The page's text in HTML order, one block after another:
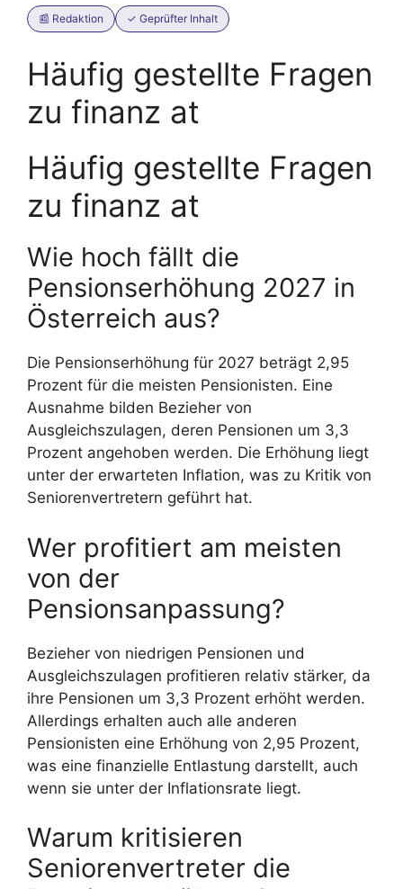
📰 Redaktion ✓ Geprüfter Inhalt
Häufig gestellte Fragen
zu finanz at
Häufig gestellte Fragen
zu finanz at
Wie hoch fällt die
Pensionserhöhung 2027 in
Österreich aus?
Die Pensionserhöhung für 2027 beträgt 2,95
Prozent für die meisten Pensionisten. Eine
Ausnahme bilden Bezieher von
Ausgleichszulagen, deren Pensionen um 3,3
Prozent angehoben werden. Die Erhöhung liegt
unter der erwarteten Inflation, was zu Kritik von
Seniorenvertretern geführt hat.
Wer profitiert am meisten
von der
Pensionsanpassung?
Bezieher von niedrigen Pensionen und
Ausgleichszulagen profitieren relativ stärker, da
ihre Pensionen um 3,3 Prozent erhöht werden.
Allerdings erhalten auch alle anderen
Pensionisten eine Erhöhung von 2,95 Prozent,
was eine finanzielle Entlastung darstellt, auch
wenn sie unter der Inflationsrate liegt.
Warum kritisieren
Seniorenvertreter die